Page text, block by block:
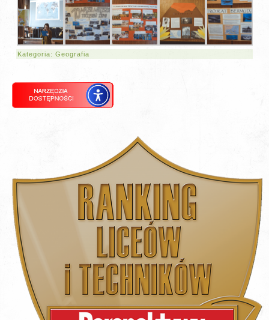
Kategoria:Geografia